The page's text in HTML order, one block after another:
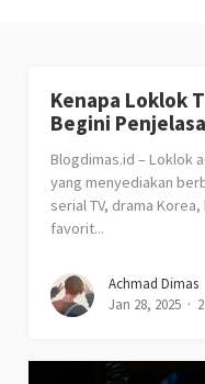
Kenapa Loklok
Begini
Blogdimas.id – Loklok
yang menyediakan
serial TV, drama
favorit...
Achmad Dimas
Jan 28, 2025